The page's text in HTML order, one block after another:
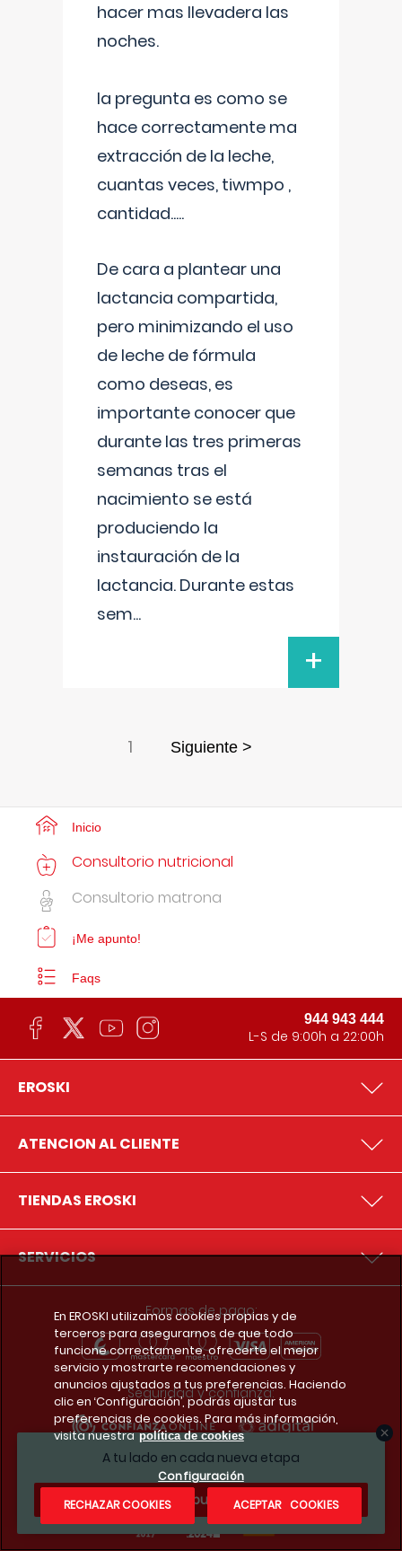
hacer mas llevadera las
noches.
la pregunta es como se
hace correctamente ma
extracción de la leche,
cuantas veces, tiwmpo ,
cantidad.....
De cara a plantear una
lactancia compartida,
pero minimizando el uso
de leche de fórmula
como deseas, es
importante conocer que
durante las tres primeras
semanas tras el
nacimiento se está
produciendo la
instauración de la
lactancia. Durante estas
sem...
+
1 Siguiente >
A tu lado en cada nueva etapa
¿Te apuntas?
Inicio
Consultorio nutricional
Consultorio matrona
¡Me apunto!
Faqs
944 943 444
L-S de 9:00h a 22:00h
EROSKI
ATENCION AL CLIENTE
TIENDAS EROSKI
SERVICIOS
Formas de pago:
Seguridad y confianza:
Premios y reconocimientos:
En EROSKI utilizamos cookies propias y de
terceros para asegurarnos de que todo
funcione correctamente, ofrecerte el mejor
servicio y mostrarte recomendaciones y
anuncios ajustados a tus preferencias. Haciendo
clic en ‘Configuración’, podrás ajustar tus
preferencias de cookies. Para más información,
visita nuestra política de cookies
Configuración
RECHAZAR COOKIES
ACEPTAR COOKIES